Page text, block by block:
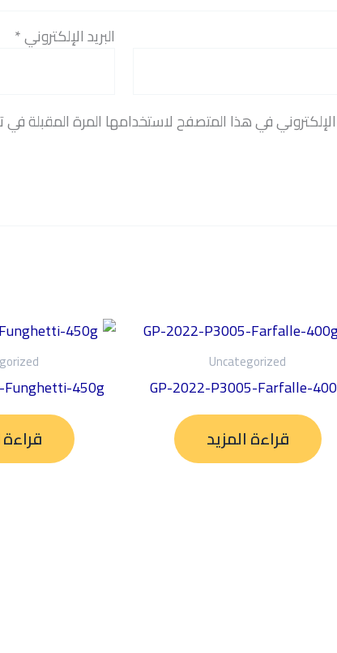
البريد الإلكتروني*
في هذا المتصفح لاستخدامها المرة المقبلة
Uncategorized
GP-2022-P3005-Farfalle-
قراءة المزيد
450g
قراءة